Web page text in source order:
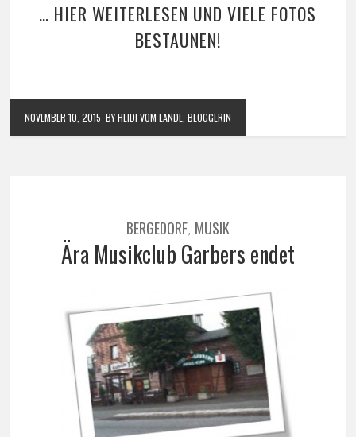
… HIER WEITERLESEN UND VIELE FOTOS
BESTAUNEN!
NOVEMBER 10, 2015 BY HEIDI VOM LANDE, BLOGGERIN
BERGEDORF, MUSIK
Ära Musikclub Garbers endet